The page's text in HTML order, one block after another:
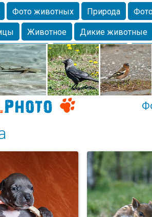
Фото животных Природа
Животное
Дикие животные
Млекопитающие
Осень Портрет
Домашние
Lebert Дикие птицы Утка